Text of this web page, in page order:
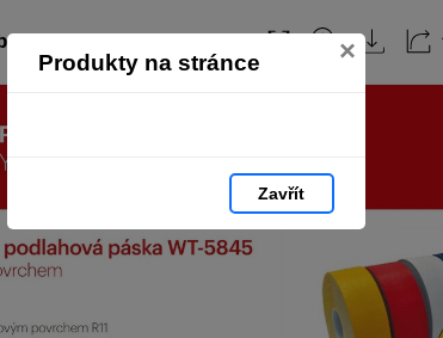
Produkty na stránce ×
Zavřít
strana 58